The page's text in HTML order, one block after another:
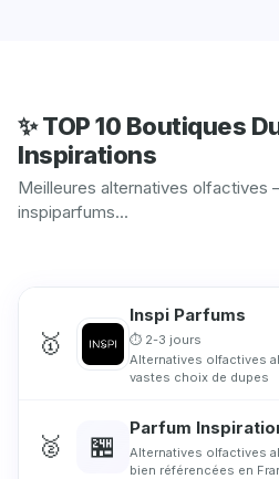
✨ TOP 10 Boutiques
Inspirations
Meilleures alternatives olfactives
inspiparfums...
🥇
Inspi Parfums
⏱ 2-3 jours
Alternatives olfactives
vastes choix de dupes
🥈 🏪
Parfum
Alternatives olfactives
bien référencées en